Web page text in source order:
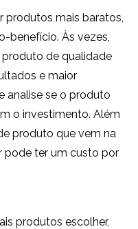
produtos mais baratos,
benefício. Às vezes,
de qualidade
e maior
analise se o produto
o investimento. Além
produto que vem na
pode ter um custo por
produtos escolher,